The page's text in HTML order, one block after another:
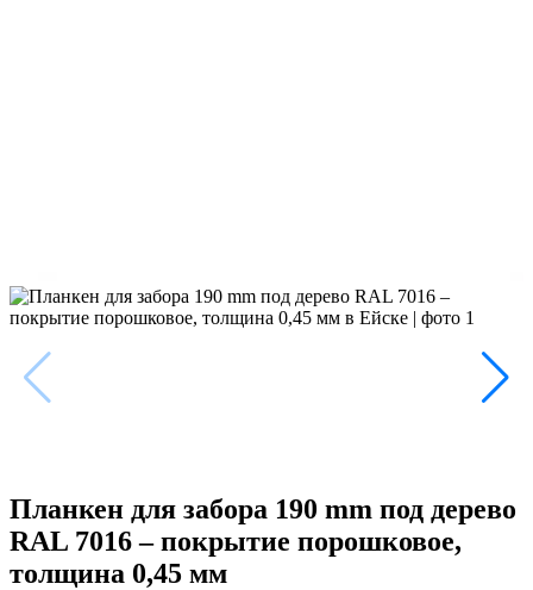
Планкен для забора 190 mm под дерево
RAL 7016 – покрытие порошковое,
толщина 0,45 мм